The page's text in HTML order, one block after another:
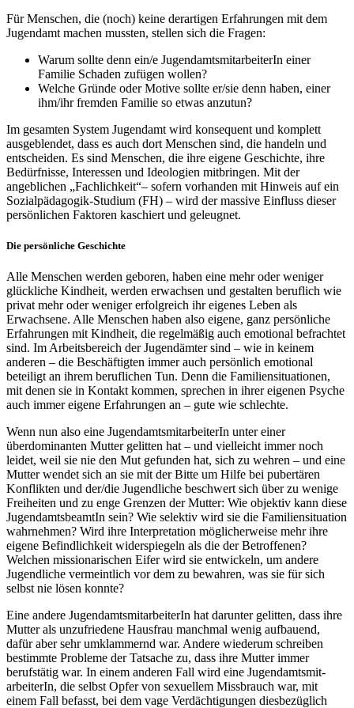
Für Menschen, die (noch) keine derartigen Erfahrungen mit dem
Jugendamt machen mussten, stellen sich die Fragen:
Warum sollte denn ein/e Jugend­amts­mit­arbeiterIn einer
Familie Schaden zufügen wollen?
Welche Gründe oder Motive sollte er/sie denn haben, einer
ihm/ihr fremden Familie so etwas anzutun?
Im gesamten System Jugendamt wird konsequent und komplett
ausgeblendet, dass es auch dort Menschen sind, die handeln und
entscheiden. Es sind Menschen, die ihre eigene Geschichte, ihre
Bedürfnisse, Interessen und Ideologien mitbringen. Mit der
angeblichen „Fachlichkeit“– sofern vorhanden mit Hinweis auf ein
Sozial­pädagogik-Studium (FH) – wird der massive Einfluss dieser
persönlichen Faktoren kaschiert und geleugnet.
Die persönliche Geschichte
Alle Menschen werden geboren, haben eine mehr oder weniger
glückliche Kindheit, werden erwachsen und gestalten beruflich wie
privat mehr oder weniger erfolgreich ihr eigenes Leben als
Erwachsene. Alle Menschen haben also eigene, ganz persönliche
Erfahrungen mit Kindheit, die regelmäßig auch emotional befrachtet
sind. Im Arbeitsbereich der Jugendämter sind – wie in keinem
anderen – die Beschäftigten immer auch persönlich emotional
beteiligt an ihrem beruflichen Tun. Denn die Familien­situationen,
mit denen sie in Kontakt kommen, sprechen in ihrer eigenen Psyche
auch immer eigene Erfahrungen an – gute wie schlechte.
Wenn nun also eine Jugend­amts­mit­arbeiterIn unter einer
überdominanten Mutter gelitten hat – und vielleicht immer noch
leidet, weil sie nie den Mut gefunden hat, sich zu wehren – und eine
Mutter wendet sich an sie mit der Bitte um Hilfe bei pubertären
Konflikten und der/die Jugendliche beschwert sich über zu wenige
Freiheiten und zu enge Grenzen der Mutter: Wie objektiv kann diese
Jugendamts­beamtIn sein? Wie selektiv wird sie die Familien­situation
wahrnehmen? Wird ihre Inter­pretation möglicherweise mehr ihre
eigene Befindlichkeit widerspiegeln als die der Betroffenen?
Welchen missionarischen Eifer wird sie entwickeln, um andere
Jugendliche vermeintlich vor dem zu bewahren, was sie für sich
selbst nie lösen konnte?
Eine andere Jugend­amts­mit­arbeiterIn hat darunter gelitten, dass ihre
Mutter als unzufriedene Hausfrau manchmal wenig aufbauend,
dafür aber sehr umklammernd war. Andere wiederum schreiben
bestimmte Probleme der Tatsache zu, dass ihre Mutter immer
berufstätig war. In einem anderen Fall wird eine Jugend­amts­mit­
arbeiterIn, die selbst Opfer von sexuellem Missbrauch war, mit
einem Fall befasst, bei dem vage Verdächtigungen diesbezüglich